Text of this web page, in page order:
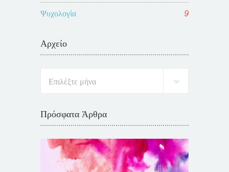
Ψυχολογία
9
Αρχείο
Πρόσφατα Άρθρα